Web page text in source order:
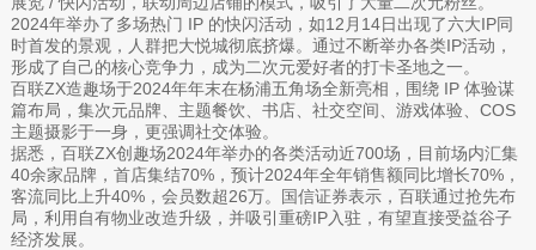
2024年举办了多场热门 IP 的快闪活动，如12月14日出现了六大IP同
时首发的景观，人群把大悦城彻底挤爆。通过不断举办各类IP活动，
形成了自己的核心竞争力，成为二次元爱好者的打卡圣地之一。
百联ZX造趣场于2024年年末在杨浦五角场全新亮相，围绕 IP 体验谋
篇布局，集次元品牌、主题餐饮、书店、社交空间、游戏体验、COS
主题摄影于一身，更强调社交体验。
据悉，百联ZX创趣场2024年举办的各类活动近700场，目前场内汇集
40余家品牌，首店集结70%，预计2024年全年销售额同比增长70%，
客流同比上升40%，会员数超26万。国信证券表示，百联通过抢先布
局，利用自有物业改造升级，并吸引重磅IP入驻，有望直接受益谷子
经济发展。